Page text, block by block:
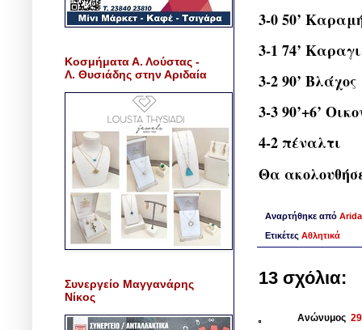
3-0 50’
3-1 74’
3-2 90’ Βλάχος
3-3 90’+6’
4-2 πέναλτι
Θα
Αναρτήθηκε από
Ετικέτες Αθλητικά
13 σχόλια:
Ανώνυμος
Κοσμήματα Α. Λούστας -
Λ. Θυσιάδης στην Αριδαία
Συνεργείο Μαγγανάρης
Νίκος